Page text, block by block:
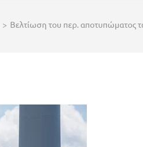
> Βελτίωση του περ. αποτυπώματος